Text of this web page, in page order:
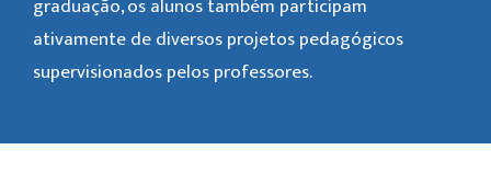
graduação, os alunos também participam
ativamente de diversos projetos pedagógicos
supervisionados pelos professores.